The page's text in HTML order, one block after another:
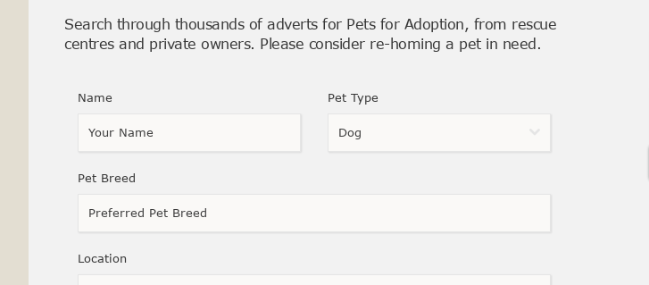
Search through thousands of adverts for Pets for Adoption, from rescue
centres and private owners. Please consider re-homing a pet in need.
Name Pet Type
Dog
Pet Breed
Location